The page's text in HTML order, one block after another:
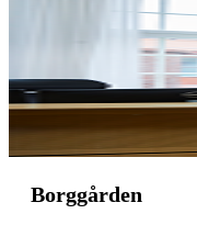
Borggården